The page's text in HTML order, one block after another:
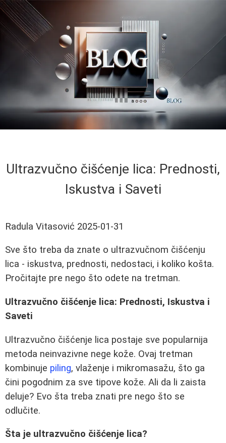
Ultrazvučno čišćenje lica: Prednosti,
Iskustva i Saveti
Radula Vitasović 2025-01-31
Sve što treba da znate o ultrazvučnom čišćenju
lica - iskustva, prednosti, nedostaci, i koliko košta.
Pročitajte pre nego što odete na tretman.
Ultrazvučno čišćenje lica: Prednosti, Iskustva i
Saveti
Ultrazvučno čišćenje lica postaje sve popularnija
metoda neinvazivne nege kože. Ovaj tretman
kombinuje piling, vlaženje i mikromasažu, što ga
čini pogodnim za sve tipove kože. Ali da li zaista
deluje? Evo šta treba znati pre nego što se
odlučite.
Šta je ultrazvučno čišćenje lica?